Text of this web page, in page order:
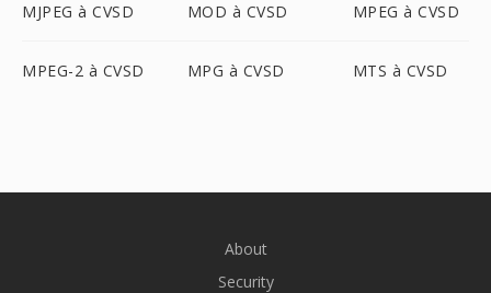
MJPEG à CVSD MOD à CVSD MPEG à CVSD
MPEG-2 à CVSD MPG à CVSD MTS à CVSD
About
Security